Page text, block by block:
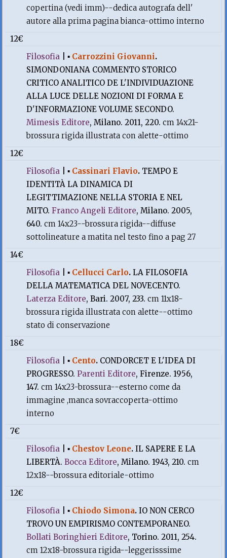
copertina (vedi imm)--dedica autografa dell'
autore alla prima pagina bianca-ottimo interno
12€
Filosofia |▪ Carrozzini Giovanni.
SIMONDONIANA COMMENTO STORICO
CRITICO ANALITICO DE L'INDIVIDUAZIONE
ALLA LUCE DELLE NOZIONI DI FORMA E
D'INFORMAZIONE VOLUME SECONDO.
Mimesis Editore, Milano. 2011, 220.cm 14x21-
brossura rigida illustrata con alette-ottimo
12€
Filosofia |▪ Cassinari Flavio. TEMPO E
IDENTITÀ LA DINAMICA DI
LEGITTIMAZIONE NELLA STORIA E NEL
MITO.Franco Angeli Editore, Milano. 2005,
640.cm 14x23--brossura rigida--diffuse
sottolineature a matita nel testo fino a pag 27
14€
Filosofia |▪ Cellucci Carlo.LA FILOSOFIA
DELLA MATEMATICA DEL NOVECENTO.
Laterza Editore, Bari. 2007, 233.cm 11x18-
brossura rigida illustrata con alette--ottimo
stato di conservazione
18€
Filosofia |▪ Cento. CONDORCET E L'IDEA DI
PROGRESSO.Parenti Editore, Firenze. 1956,
147.cm 14x23-brossura--esterno come da
immagine ,manca sovraccoperta-ottimo
interno
7€
Filosofia |▪ Chestov Leone.IL SAPERE E LA
LIBERTÀ.Bocca Editore, Milano. 1943, 210.cm
12x18--brossura editoriale-ottimo
12€
Filosofia |▪ Chiodo Simona.IO NON CERCO
TROVO UN EMPIRISMO CONTEMPORANEO.
Bollati Boringhieri Editore, Torino. 2011, 254.
cm 12x18-brossura rigida--leggerisssime